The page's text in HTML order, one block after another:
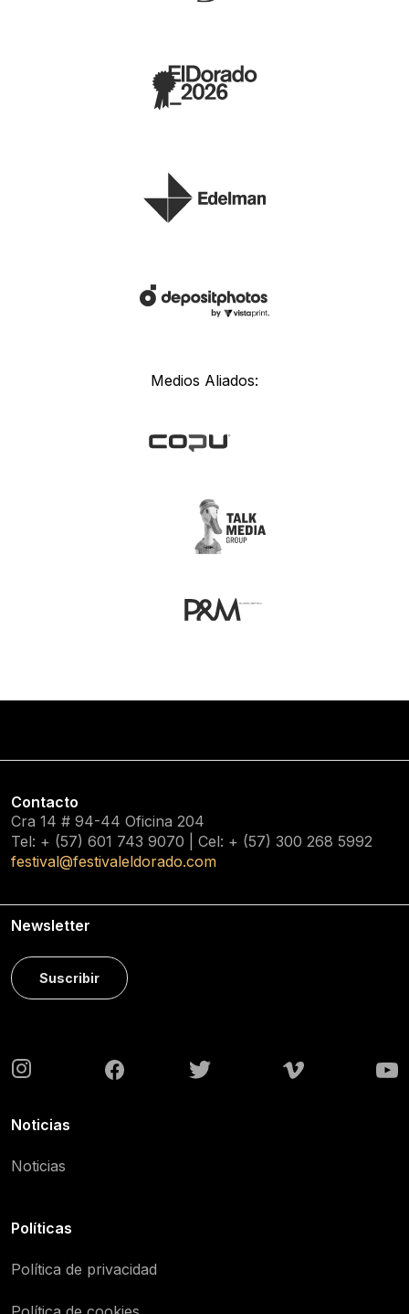
Medios Aliados:
Contacto
Cra 14 # 94-44 Oficina 204
Tel: + (57) 601 743 9070 | Cel: + (57) 300 268 5992
festival@festivaleldorado.com
Newsletter
Suscribir
Noticias
Noticias
Políticas
Política de privacidad